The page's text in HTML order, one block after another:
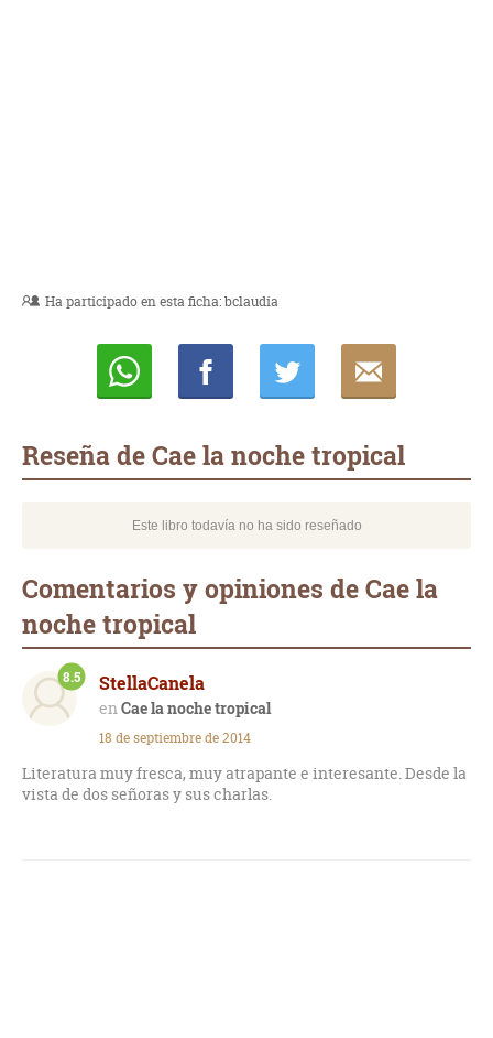
Ha participado en esta ficha:bclaudia
Reseña de Cae la noche tropical
Este libro todavía no ha sido reseñado
Comentarios y opiniones de Cae la
noche tropical
StellaCanela
Cae la noche tropical
8.5
18 de septiembre de 2014
Literatura muy fresca, muy atrapante e interesante. Desde la
vista de dos señoras y sus charlas.